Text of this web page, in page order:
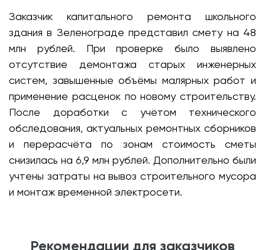
Заказчик капитального ремонта школьного
здания в Зеленограде представил смету на 48
млн рублей. При проверке было выявлено
отсутствие демонтажа старых инженерных
систем, завышенные объёмы малярных работ и
применение расценок по новому строительству.
После доработки с учётом технического
обследования, актуальных ремонтных сборников
и перерасчёта по зонам стоимость сметы
снизилась на 6,9 млн рублей. Дополнительно были
учтены затраты на вывоз строительного мусора
и монтаж временной электросети.
Рекомендации для заказчиков